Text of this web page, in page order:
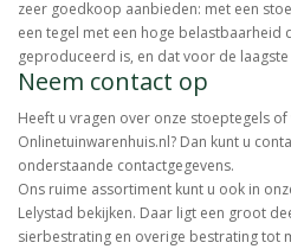
zeer goedkoop aanbieden: met een
een tegel met een hoge belastbaarheid
geproduceerd is, en dat voor de
Neem contact op
Heeft u vragen over onze stoeptegels
Onlinetuinwarenhuis.nl? Dan kunt u
onderstaande contactgegevens.
Ons ruime assortiment kunt u ook in
Lelystad bekijken. Daar ligt een groot
sierbestrating en overige bestrating tot